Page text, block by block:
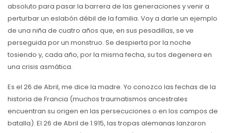
absoluto para pasar la barrera de las generaciones y venir a
perturbar un eslabón débil de la familia. Voy a darle un ejemplo
de una niña de cuatro años que, en sus pesadillas, se ve
perseguida por un monstruo. Se despierta por la noche
tosiendo y, cada año, por la misma fecha, su tos degenera en
una crisis asmática.
Es el 26 de Abril, me dice la madre. Yo conozco las fechas de la
historia de Francia (muchos traumatismos ancestrales
encuentran su origen en las persecuciones o en los campos de
batalla). El 26 de Abril de 1.915, las tropas alemanas lanzaron